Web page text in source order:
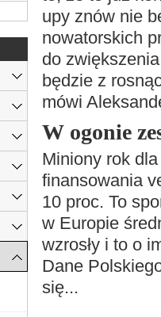
upy znów nie
nowatorskich
do
będzie z
mówi
W ogonie
Miniony rok
finansowania
10 proc. To
w Europie
wzrosły i to o
Dane
się...